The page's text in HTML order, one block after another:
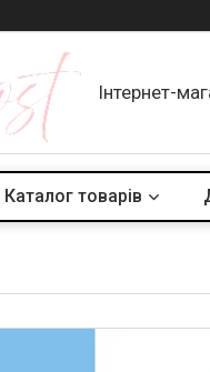
Інтернет-
Каталог товарів